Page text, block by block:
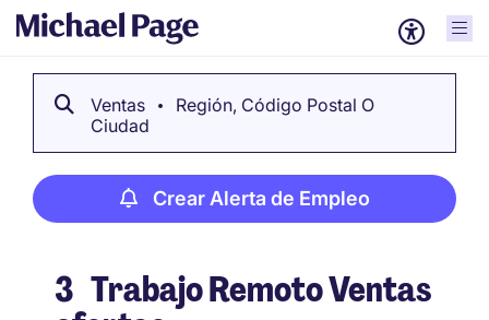
Ventas
Región, Código Postal O
Ciudad
Crear Alerta de Empleo
3 Trabajo Remoto Ventas